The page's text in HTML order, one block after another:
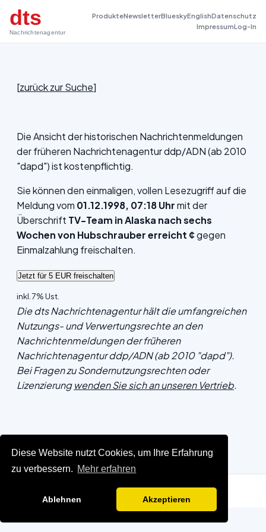
Diese Website nutzt Cookies, um Ihre Erfahrung
zu verbessern. Mehr erfahren
Ablehnen Akzeptieren
dts
Nachrichtenagentur
ProdukteNewsletterBlueskyEnglishDatenschutz
ImpressumLog-In
[zurück zur Suche]
Die Ansicht der historischen Nachrichtenmeldungen
der früheren Nachrichtenagentur ddp/ADN (ab 2010
"dapd") ist kostenpflichtig.
Sie können den einmaligen, vollen Lesezugriff auf die
Meldung vom 01.12.1998, 07:18 Uhrmit der
Überschrift TV-Team in Alaska nach sechs
Wochen von Hubschrauber erreicht ¢gegen
Einmalzahlung freischalten.
inkl. 7% Ust.
Die dts Nachrichtenagentur hält die umfangreichen
Nutzungs- und Verwertungsrechte an den
Nachrichtenmeldungen der früheren
Nachrichtenagentur ddp/ADN (ab 2010 "dapd").
Bei Fragen zu Sondernutzungsrechten oder
Lizenzierungwenden Sie sich an unseren Vertrieb.